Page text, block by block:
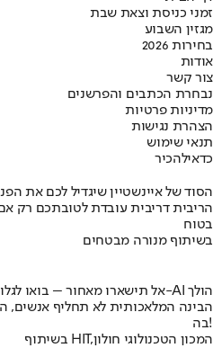
זמני כניסת וצאת שבת
מגזין השבוע
בחירות 2026
אודות
צור קשר
נבחרת הכתבים והפרשנים
מדיניות פרטיות
הצהרת נגישות
תנאי שימוש
כדאילהכיר
הסוד של איינשטיין שיגדיל לכם את
הריבית דריבית עובדת לטובתכם רק
בטוח
בשיתוף מנורה מבטחים
אל תישארו מאחור – בואו לגלות לאן ה-AI הולך
הבינה המלאכותית לא תחליף
בה!
בשיתוף HIT,המכון הטכנולוגי חולון